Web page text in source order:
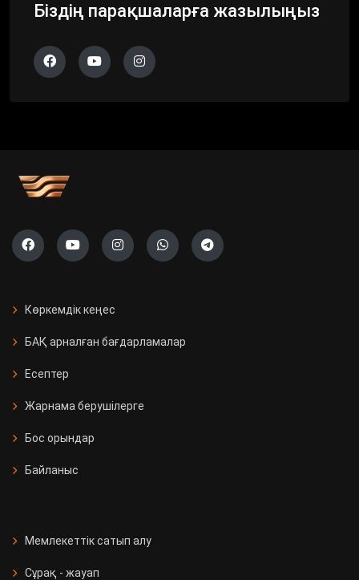
Біздің парақшаларға жазылыңыз
Көркемдік кеңес
БАҚ арналған бағдарламалар
Есептер
Жарнама берушілерге
Бос орындар
Байланыс
Мемлекеттік сатып алу
Сұрақ - жауап